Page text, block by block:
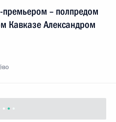
премьером – полпредом
Кавказе Александром